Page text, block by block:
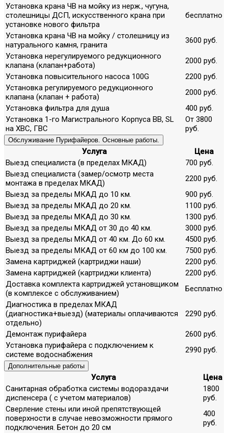
Установка крана ЧВ на мойку из нерж., чугуна,
столешницы ДСП, искусственного крана при
установке нового фильтра
бесплатно
Установка крана ЧВ на мойку / столешницу из
натурального камня, гранита
3600 руб.
Установка нерегулируемого редукционного
клапана (клапан+работа)
2000 руб.
Установка повысительного насоса 100G
2200 руб.
Установка регулируемого редукционного
клапана (клапан + работа)
2000 руб.
Установка фильтра для душа
400 руб.
Установка 1-го Магистрального Корпуса ВВ, SL
на ХВС, ГВС
От 3800
руб.
Обслуживание Пурифайеров. Основные работы.
Услуга
Цена
Выезд специалиста (в пределах МКАД)
700 руб.
Выезд специалиста (замер/осмотр места
монтажа в пределах МКАД)
2200 руб.
Выезд за пределы МКАД до 10 км.
900 руб.
Выезд за пределы МКАД до 20 км.
1100 руб.
Выезд за пределы МКАД до 30 км.
1300 руб.
Выезд за пределы МКАД от 30 до 40 км.
3000 руб.
Выезд за пределы МКАД от 40 км. До 60 км.
4500 руб.
Выезд за пределы МКАД от 60 км до 100 км.
7500 руб.
Замена картриджей (картриджи наши)
2200 руб.
Замена картриджей (картриджи клиента)
2200 руб.
Доставка комплекта картриджей установщиком
(в комплексе с обслуживанием)
Бесплатно
Диагностика в пределах МКАД
(диагностика+выезд) (материалы оплачиваются
отдельно)
2290 руб.
Демонтаж пурифайера
2600 руб.
Установка пурифайера с подключением к
системе водоснабжения
2990 руб.
Дополнительные работы
Услуга
Цена
Санитарная обработка системы водораздачи
диспенсера ( с учетом материалов)
1800
руб.
Сверление стены или иной препятствующей
поверхности в случае невозможности прямого
подключения. Бетон до 20 см
400
руб.